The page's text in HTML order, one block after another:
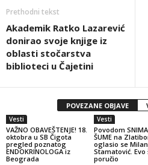
Prethodni tekst
Akademik Ratko Lazarević
donirao svoje knjige iz
oblasti stočarstva
biblioteci u Čajetini
POVEZANE OBJAVE
Vesti
VAŽNO OBAVEŠTENJE! 18.
oktobra u SB Čigota
pregled poznatog
ENDOKRINOLOGA iz
Beograda
Vesti
Povodom
ŠUME na
oglasio se Milan
Stamatović. Evo
poručio